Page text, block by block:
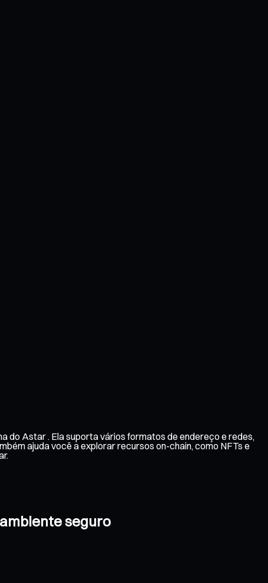
do Astar . Ela suporta vários formatos de endereço e redes,
ajuda você a explorar recursos on-chain, como NFTs e
seguro